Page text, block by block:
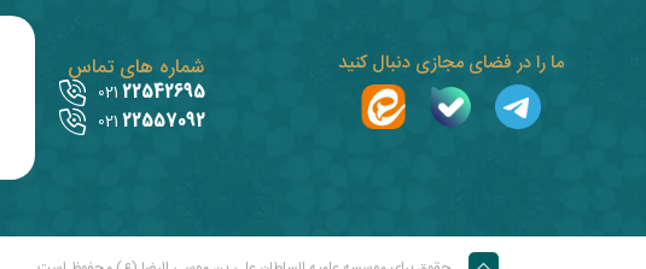
شماره های تماس
22542695
021
22557092
021
ما را در فضای مجازی دنبال کنید